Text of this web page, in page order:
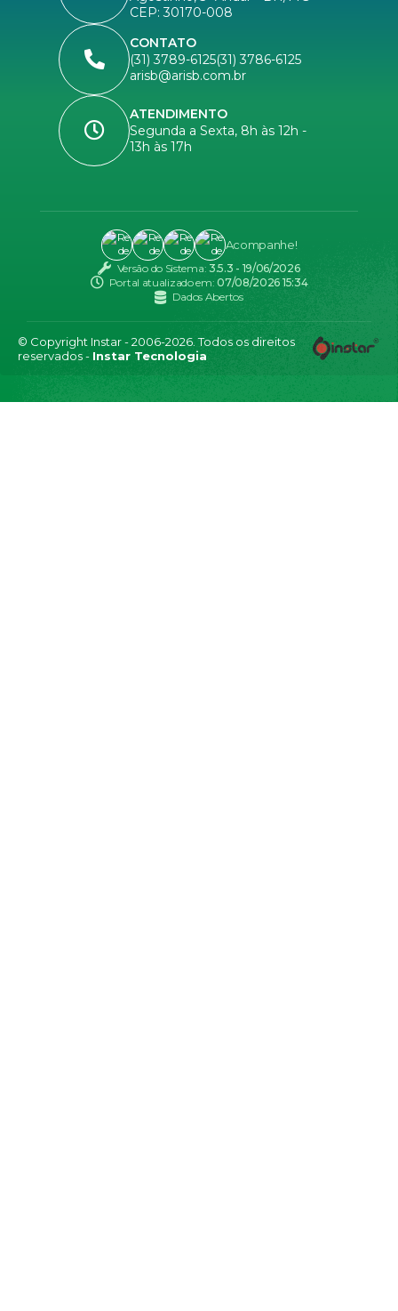
CEP: 30170-008
CONTATO
(31) 3789-6125(31) 3786-6125
arisb@arisb.com.br
ATENDIMENTO
Segunda a Sexta, 8h às 12h -
13h às 17h
Versão do Sistema: 3.5.3 - 19/06/2026
Portal atualizado em:07/08/2026 15:34
Dados Abertos
Acompanhe!
© Copyright Instar - 2006-2026. Todos os direitos
reservados - Instar Tecnologia